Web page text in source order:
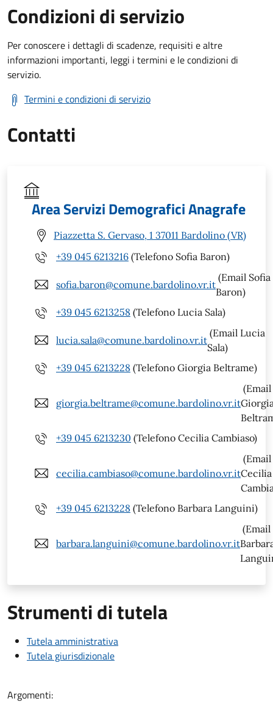
Condizioni di servizio
Per conoscere i dettagli di scadenze, requisiti e altre
informazioni importanti, leggi i termini e le condizioni di
servizio.
Termini e condizioni di servizio
Contatti
Area Servizi Demografici Anagrafe
Piazzetta S. Gervaso, 1 37011 Bardolino (VR)
+39 045 6213216 (Telefono Sofia Baron)
sofia.baron@comune.bardolino.vr.it
(Email Sofia
Baron)
+39 045 6213258 (Telefono Lucia Sala)
lucia.sala@comune.bardolino.vr.it
(Email Lucia
Sala)
+39 045 6213228 (Telefono Giorgia Beltrame)
giorgia.beltrame@comune.bardolino.vr.it
(Email
+39 045 6213230 (Telefono Cecilia Cambiaso)
cecilia.cambiaso@comune.bardolino.vr.it
(Email
Cecilia
+39 045 6213228 (Telefono Barbara Languini)
barbara.languini@comune.bardolino.vr.it
(Email
Strumenti di tutela
Tutela amministrativa
Tutela giurisdizionale
Argomenti: